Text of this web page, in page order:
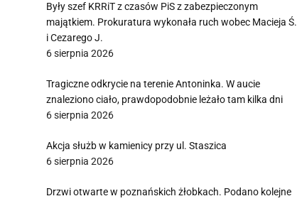
Były szef KRRiT z czasów PiS z zabezpieczonym
majątkiem. Prokuratura wykonała ruch wobec Macieja Ś.
i Cezarego J.
6 sierpnia 2026
Tragiczne odkrycie na terenie Antoninka. W aucie
znaleziono ciało, prawdopodobnie leżało tam kilka dni
6 sierpnia 2026
Akcja służb w kamienicy przy ul. Staszica
6 sierpnia 2026
Drzwi otwarte w poznańskich żłobkach. Podano kolejne